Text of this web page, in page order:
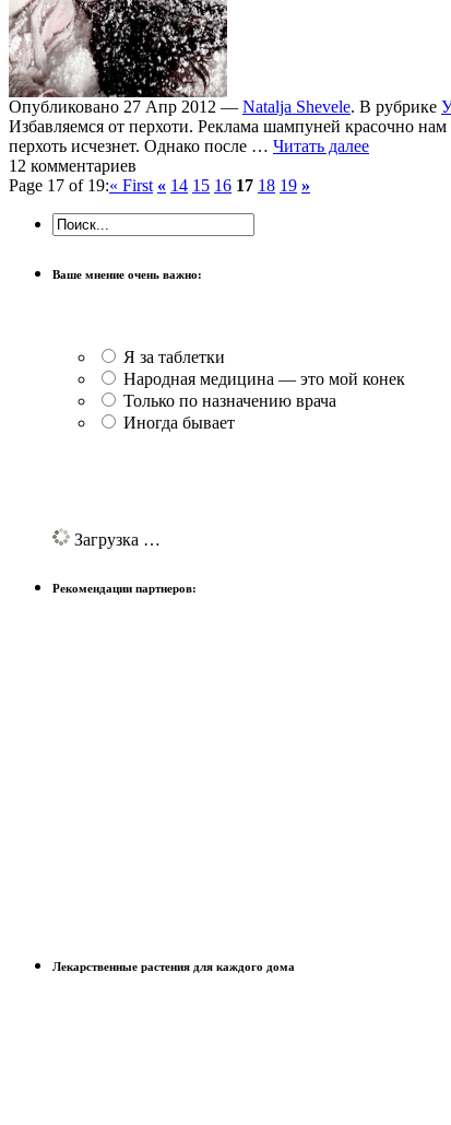
Опубликовано 27 Апр 2012 — Natalja Shevele. В рубрике
Избавляемся от перхоти. Реклама шампуней красочно
перхоть исчезнет. Однако после … Читать далее
12 комментариев
Page 17 of 19:« First « 14 15 16 17 18 19 »
Ваше мнение очень важно:
Я за таблетки
Народная медицина — это мой конек
Только по назначению врача
Иногда бывает
Загрузка …
Рекомендации партнеров:
Лекарственные растения для каждого дома